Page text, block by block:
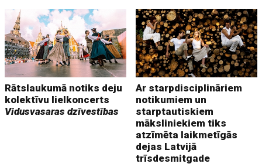
Rātslaukumā notiks deju
kolektīvu lielkoncerts
Vidusvasaras dzīvestības
Ar starpdisciplināriem
notikumiem un
starptautiskiem
māksliniekiem tiks
atzīmēta laikmetīgās
dejas Latvijā
trīsdesmitgade